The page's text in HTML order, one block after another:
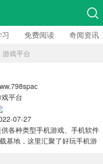
免费阅读 奇闻资讯
游戏平台
平台
07-27
各种类型手机游戏、手机软件
基地，这里汇聚了好玩手机游